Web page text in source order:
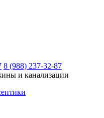
8 (988) 237-32-87
и канализации